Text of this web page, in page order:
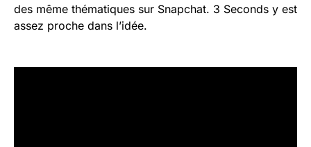
des même thématiques sur Snapchat. 3 Seconds y est
assez proche dans l’idée.